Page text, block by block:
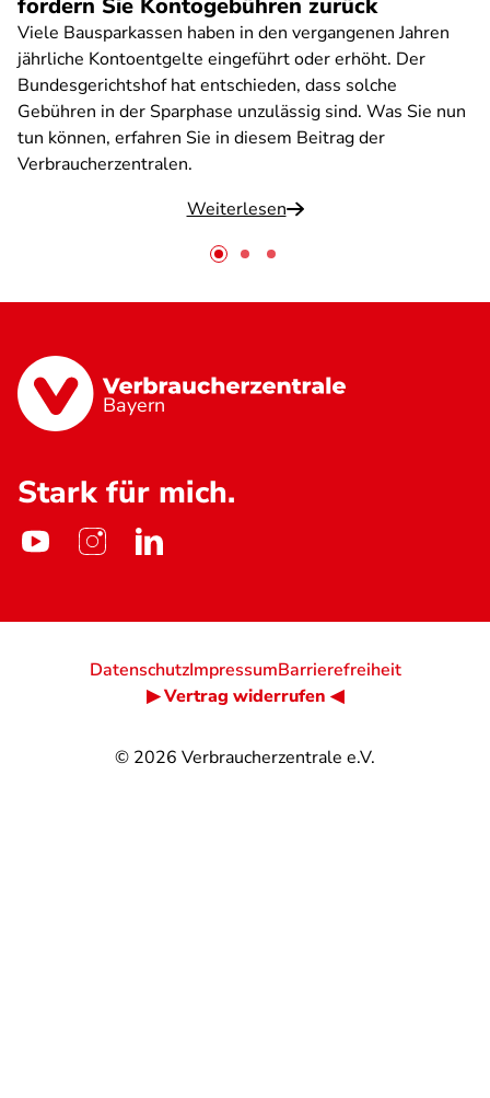
fordern Sie Kontogebühren zurück
Viele Bausparkassen haben in den vergangenen Jahren
jährliche Kontoentgelte eingeführt oder erhöht. Der
Bundesgerichtshof hat entschieden, dass solche
Gebühren in der Sparphase unzulässig sind. Was Sie nun
tun können, erfahren Sie in diesem Beitrag der
Verbraucherzentralen.
Weiterlesen
Bayern
Stark für mich.
© 2026 Verbraucherzentrale e.V.
DatenschutzImpressumBarrierefreiheit
▶ Vertrag widerrufen ◀